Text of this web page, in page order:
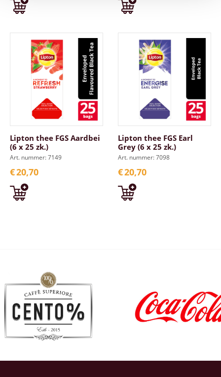
Lipton thee FGS Aardbei
(6 x 25 zk.)
Art. nummer: 7149
€20,70
Lipton thee FGS Earl
Grey (6 x 25 zk.)
Art. nummer: 7098
€20,70